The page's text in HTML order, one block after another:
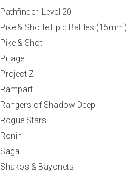
Pathfinder: Level 20
Pike & Shotte Epic Battles (15mm)
Pike & Shot
Pillage
Project Z
Rampart
Rangers of Shadow Deep
Rogue Stars
Ronin
Saga
Shakos & Bayonets